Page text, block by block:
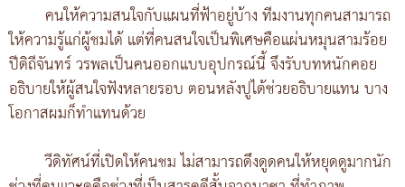
คนให้ความสนใจกับแผนที่ฟ้าอยู่บ้าง ทีมงานทุกคนสามารถ
ให้ความรู้แก่ผู้ชมได้ แต่ที่คนสนใจเป็นพิเศษคือแผ่นหมุนสามร้อย
ปีดิถีจันทร์ วรพลเป็นคนออกแบบอุปกรณ์นี้ จึงรับบทหนักคอย
อธิบายให้ผู้สนใจฟังหลายรอบ ตอนหลังปูได้ช่วยอธิบายแทน บาง
โอกาสผมก็ทำแทนด้วย
วีดิทัศน์ที่เปิดให้คนชม ไม่สามารถดึงดูดคนให้หยุดดูมากนัก